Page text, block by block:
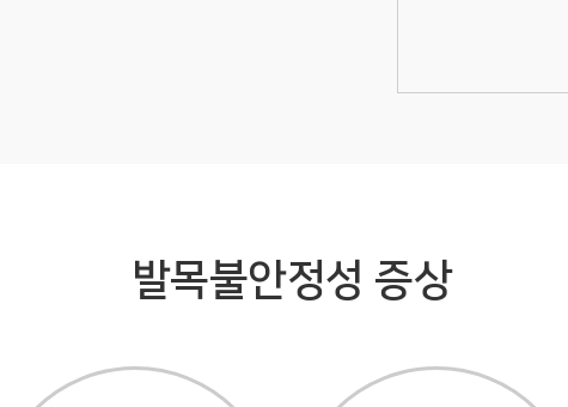
발목불안정성 증상